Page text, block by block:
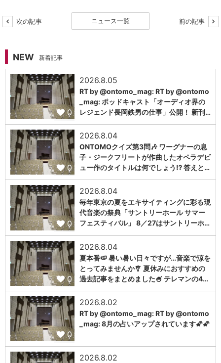
次の記事 ニュース一覧 前の記事
NEW 新着記事
0
2026.8.05
RT by @ontomo_mag: RT by @ontomo
_mag: ポッドキャスト「オーディオ界の
レジェンド長岡鉄男の仕事」公開！ 新刊…
0
2026.8.04
ONTOMOクイズ第3問🎶 ワーグナーの息
子・ジークフリートが作曲したオペラデビ
ュー作のタイトルは何でしょう⁉️ 答えと…
0
2026.8.04
毎年東京の夏をエキサイティングに彩る現
代音楽の祭典「サントリーホール サマー
フェスティバル」 8／27はサントリーホ…
0
2026.8.04
夏本番🍉 暑い暑い日々ですが…音楽で涼を
とってみませんか🎐 夏休みにおすすめの
過去記事をまとめました🍧 テレマンの4…
0
2026.8.02
RT by @ontomo_mag: RT by @ontomo
_mag: 8月の占いアップされています🌠🌠
2026.8.02